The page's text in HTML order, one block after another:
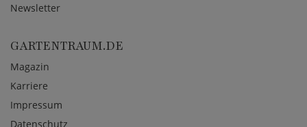
Newsletter
GARTENTRAUM.DE
Magazin
Karriere
Impressum
Datenschutz